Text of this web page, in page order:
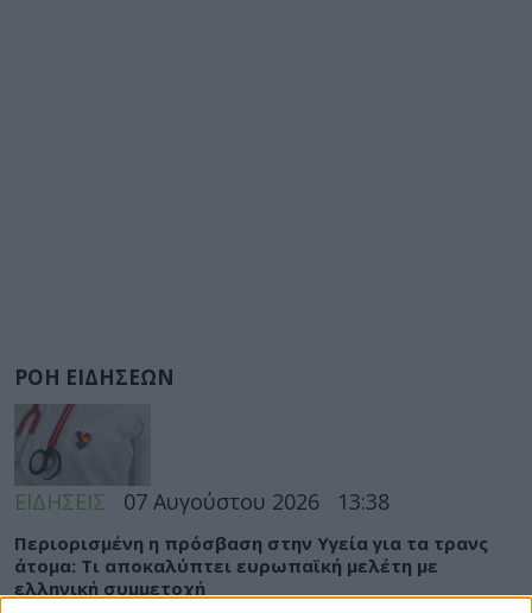
ΡΟΗ ΕΙΔΗΣΕΩΝ
ΕΙΔΗΣΕΙΣ 07 Αυγούστου 2026 13:38
Περιορισμένη η πρόσβαση στην Υγεία για τα τρανς
άτομα: Τι αποκαλύπτει ευρωπαϊκή μελέτη με
ελληνική συμμετοχή